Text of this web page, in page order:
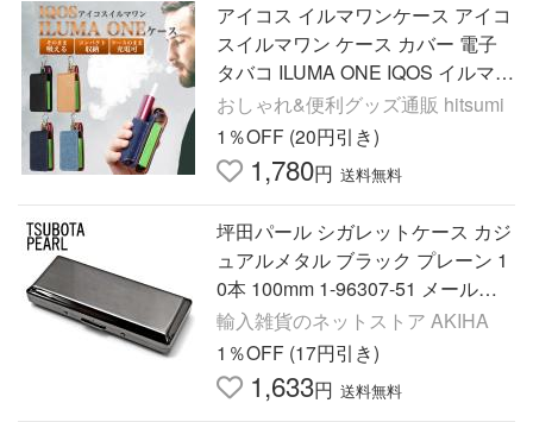
アイコス イルマワンケース アイコ
スイルマワン ケース カバー 電子
タバコ ILUMA ONE IQOS イルマ
ワン 加熱式タバコ シガレットケー
ス タバコ
おしゃれ&便利グッズ通販 hitsumi
1％OFF (20円引き)
1,780円 送料無料
坪田パール シガレットケース カジ
ュアルメタル ブラック プレーン 1
0本 100mm 1-96307-51 メール便
専用
輸入雑貨のネットストア AKIHA
1％OFF (17円引き)
1,633円 送料無料